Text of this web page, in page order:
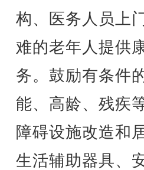
构、医务人员上
难的老年人提供
务。鼓励有条件
能、高龄、残疾
障碍设施改造和
生活辅助器具、